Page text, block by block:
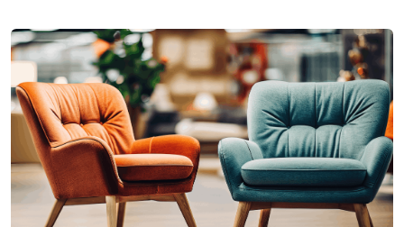
e funcionalidades, para fazer as escolhas certas
que satisfaçam as suas necessidades e estilo de
vida. Os nossos guias são concebidos para o ajudar
a encontrar móveis que combinem conforto,
qualidade e estética, respeitando o seu
orçamento.